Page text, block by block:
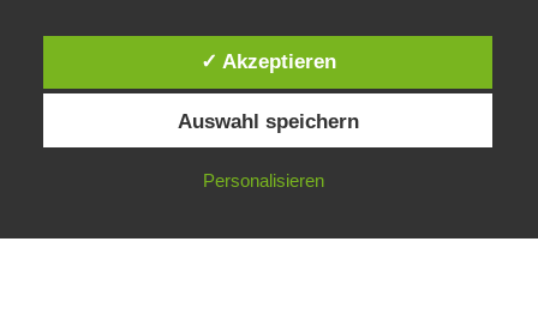
© 2017 Praxis für Naturheilkunde in Barsinghausen,
Claudia Teichgräber | Mitglied im Berufsverband
Deutsche Naturheilkunde e.V. BDN |
DATENSCHUTZ
✓ Akzeptieren
Auswahl speichern
Personalisieren